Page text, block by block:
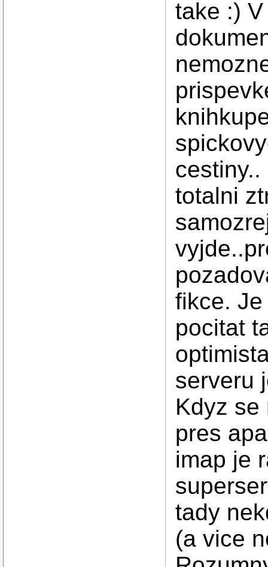
take :)
totalni
fikce.
pocitat
serveru
Kdyz se
pres
imap je
tady
(a vice